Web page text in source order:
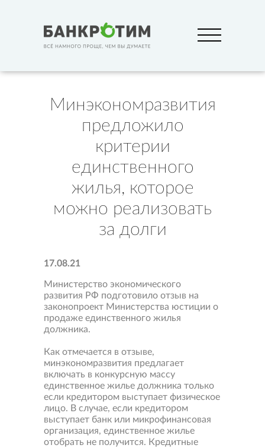
Минэкономразвития
предложило
критерии
единственного
жилья, которое
можно реализовать
за долги
17.08.21
Министерство экономического
развития РФ подготовило отзыв на
законопроект Министерства юстиции о
продаже единственного жилья
должника.
Как отмечается в отзыве,
минэкономразвития предлагает
включать в конкурсную массу
единственное жилье должника только
если кредитором выступает физическое
лицо. В случае, если кредитором
выступает банк или микрофинансовая
организация, единственное жилье
отобрать не получится. Кредитные